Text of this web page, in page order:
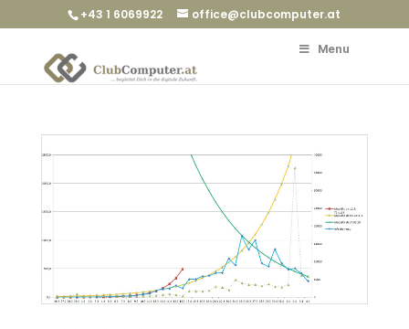
+43 1 6069922 office@clubcomputer.at
Menu